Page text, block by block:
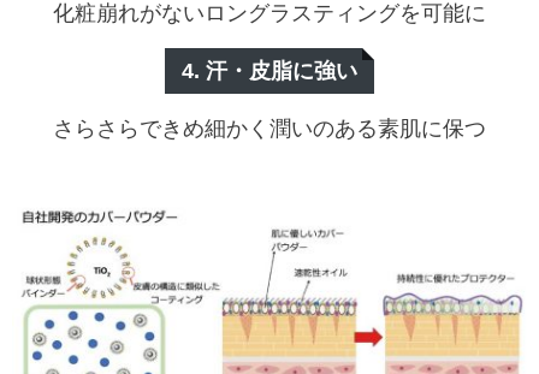
化粧崩れがないロングラスティングを可能に
4. 汗・皮脂に強い
さらさらできめ細かく潤いのある素肌に保つ